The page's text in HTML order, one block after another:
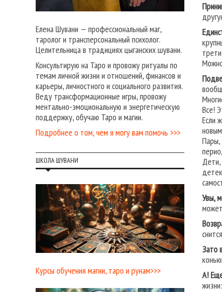
Все!
Если
Пары,
Увы,
Зато
А!
Елена Шувани — профессиональный маг,
таролог и трансперсональный психолог.
Целительница в традициях цыганских шувани.
Консультирую на Таро и провожу ритуалы по
темам личной жизни и отношений, финансов и
карьеры, личностного и социального развития.
Веду трансформационные игры, провожу
ментально-эмоциональную и энергетическую
поддержку, обучаю Таро и магии.
Подробнее о том, чем я могу вам помочь >>>
ШКОЛА ШУВАНИ
Курсы обучения магии, таро и рунам>>>